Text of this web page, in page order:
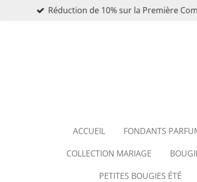
Réduction de 10% sur la Première
ACCUEIL FONDANTS
COLLECTION MARIAGE
PETITES BOUGIES ÉTÉ